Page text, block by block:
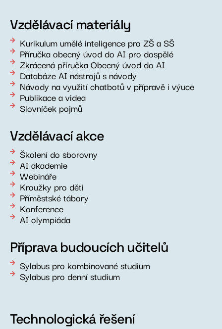
Vzdělávací materiály
Kurikulum umělé inteligence pro ZŠ a SŠ
Příručka obecný úvod do AI pro dospělé
Zkrácená příručka Obecný úvod do AI
Databáze AI nástrojů s návody
Návody na využití chatbotů v přípravě i výuce
Publikace a videa
Slovníček pojmů
Vzdělávací akce
Školení do sborovny
AI akademie
Webináře
Kroužky pro děti
Příměstské tábory
Konference
AI olympiáda
Příprava budoucích učitelů
Sylabus pro kombinované studium
Sylabus pro denní studium
Technologická řešení